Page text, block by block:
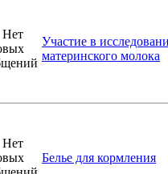
Участие в
материнского молока
Белье для кормления